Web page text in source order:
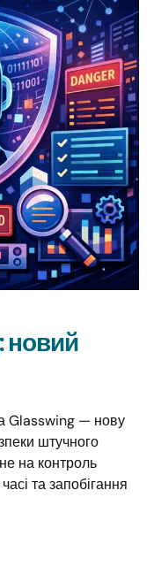
новий
Glasswing — нову
штучного
на контроль
та запобігання